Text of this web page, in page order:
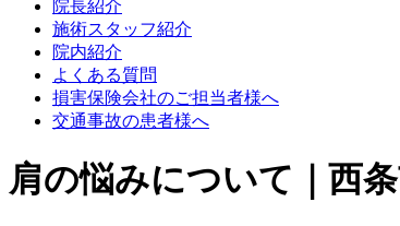
院長紹介
施術スタッフ紹介
院内紹介
よくある質問
損害保険会社のご担当者様へ
交通事故の患者様へ
肩の悩みについて｜西